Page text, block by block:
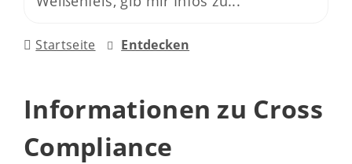
Startseite Entdecken
Informationen zu Cross
Compliance